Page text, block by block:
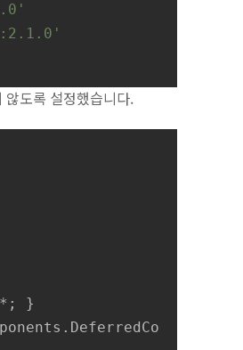
도록 설정했습니다.
}
. DeferredCo